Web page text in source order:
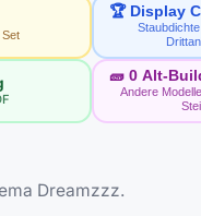
Set
🏆 Display
🧱 0 Alt-
Andere
Dreamzzz.